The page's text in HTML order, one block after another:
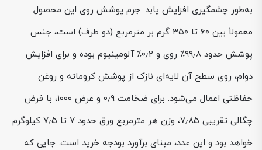
به‌طور چشمگیری افزایش یابد. جرم پوشش روی این محصول
معمولاً بین ۶۰ تا ۳۵۰ گرم بر مترمربع (دو طرف) است، جنس
پوشش حدود ۹۹٫۸٪ روی و ۰٫۲٪ آلومینیوم بوده و برای افزایش
دوام، روی سطح آن لایه‌ای نازک از پوشش کروماته و روغن
حفاظتی اعمال می‌شود. برای ضخامت ۰٫۹ و عرض ۱۰۰۰، با فرض
چگالی تقریبی ۷٫۸۵، وزن هر مترمربع ورق حدود ۷ تا ۷٫۵ کیلوگرم
خواهد بود و این عدد، مبنای برآورد بودجه خرید است. جایی که